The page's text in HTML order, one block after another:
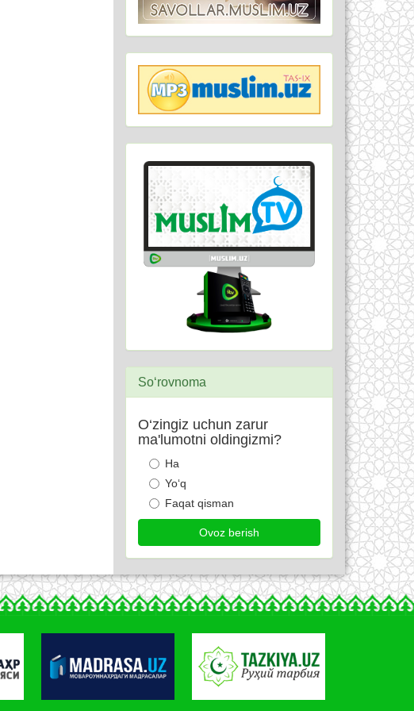
So‘rovnoma
O‘zingiz uchun zarur
ma'lumotni oldingizmi?
Ha
Yo‘q
Faqat qisman